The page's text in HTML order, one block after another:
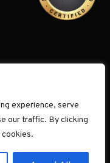
experience, serve
our traffic. By clicking
de Autor · El arte de